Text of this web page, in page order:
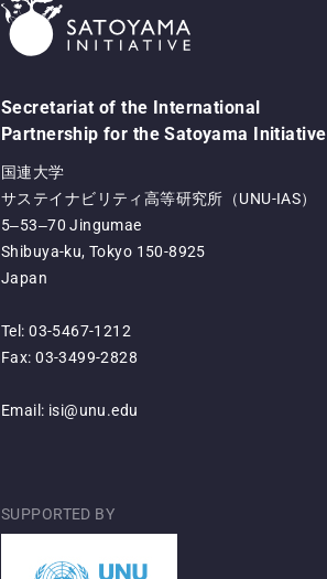
Secretariat of the International
Partnership for the Satoyama Initiative
国連大学
サステイナビリティ高等研究所（UNU-IAS）
5‒53‒70 Jingumae
Shibuya-ku, Tokyo 150-8925
Japan
Tel: 03-5467-1212
Fax: 03-3499-2828
Email: isi@unu.edu
SUPPORTED BY